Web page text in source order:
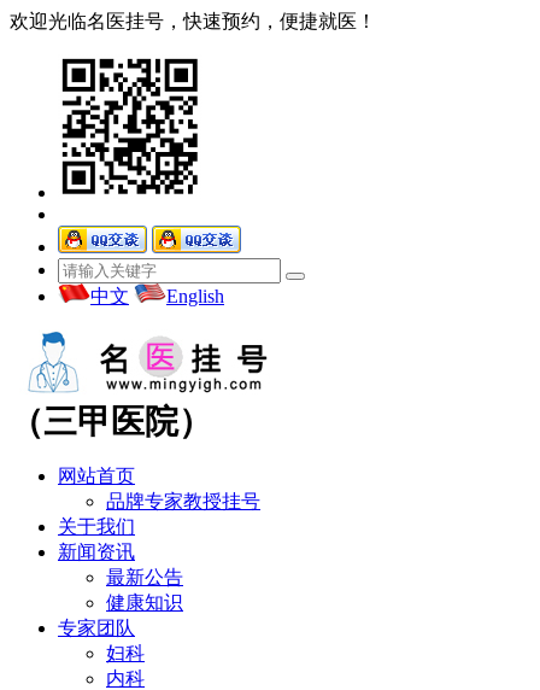
欢迎光临名医挂号，快速预约，便捷就医！
中文 English
（三甲医院）
网站首页
品牌专家教授挂号
关于我们
新闻资讯
最新公告
健康知识
专家团队
妇科
内科